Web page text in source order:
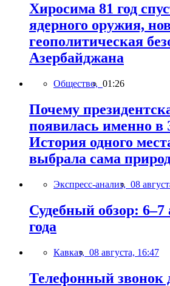
Хиросима 81 год
ядерного оружия,
геополитическая
Азербайджана
Общество, 01:26
Почему
появилась именно в
История одного
выбрала сама
Экспресс-анализ, 08
Судебный обзор: 6–7
года
Кавказ, 08 августа, 16:47
Телефонный звонок